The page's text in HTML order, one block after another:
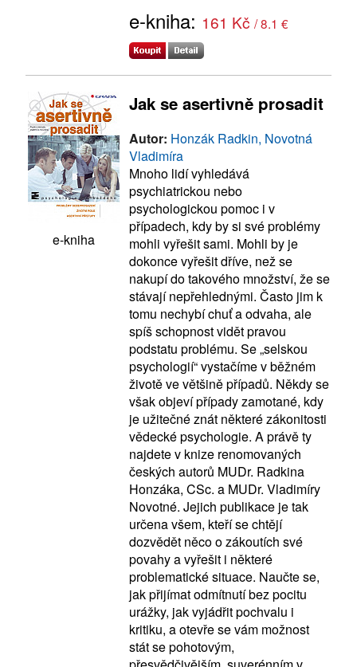
e-kniha: 161 Kč / 8.1 €
e-kniha
Jak se asertivně prosadit
Autor: Honzák Radkin, Novotná
Vladimíra
Mnoho lidí vyhledává
psychiatrickou nebo
psychologickou pomoc i v
případech, kdy by si své problémy
mohli vyřešit sami. Mohli by je
dokonce vyřešit dříve, než se
nakupí do takového množství, že se
stávají nepřehlednými. Často jim k
tomu nechybí chuť a odvaha, ale
spíš schopnost vidět pravou
podstatu problému. Se „selskou
psychologií“ vystačíme v běžném
životě ve většině případů. Někdy se
však objeví případy zamotané, kdy
je užitečné znát některé zákonitosti
vědecké psychologie. A právě ty
najdete v knize renomovaných
českých autorů MUDr. Radkina
Honzáka, CSc. a MUDr. Vladimíry
Novotné. Jejich publikace je tak
určena všem, kteří se chtějí
dozvědět něco o zákoutích své
povahy a vyřešit i některé
problematické situace. Naučte se,
jak přijímat odmítnutí bez pocitu
urážky, jak vyjádřit pochvalu i
kritiku, a otevře se vám možnost
stát se pohotovým,